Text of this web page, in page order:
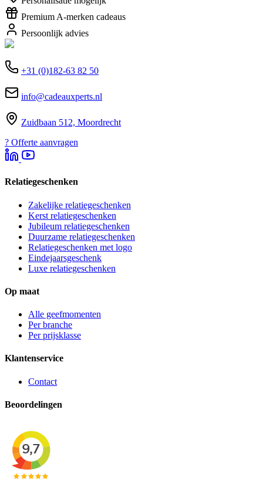
Premium A-merken cadeaus
Persoonlijk advies
+31 (0)182-63 82 50
info@cadeauxperts.nl
Zuidbaan 512, Moordrecht
? Offerte aanvragen
Relatiegeschenken
Zakelijke relatiegeschenken
Kerst relatiegeschenken
Jubileum relatiegeschenken
Duurzame relatiegeschenken
Relatiegeschenken met logo
Eindejaarsgeschenk
Luxe relatiegeschenken
Op maat
Alle geefmomenten
Per branche
Per prijsklasse
Klantenservice
Contact
Beoordelingen